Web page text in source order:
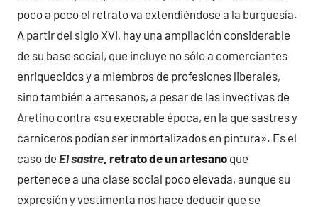
poco a poco el retrato va extendiéndose a la burguesía.
A partir del siglo XVI, hay una ampliación considerable
de su base social, que incluye no sólo a comerciantes
enriquecidos y a miembros de profesiones liberales,
sino también a artesanos, a pesar de las invectivas de
Aretino contra «su execrable época, en la que sastres y
carniceros podían ser inmortalizados en pintura». Es el
caso de El sastre , retrato de un artesano que
pertenece a una clase social poco elevada, aunque su
expresión y vestimenta nos hace deducir que se